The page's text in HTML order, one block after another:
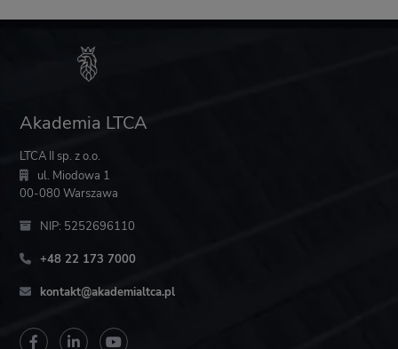
Akademia LTCA
LTCA II sp. z o.o.
ul. Miodowa 1
00-080 Warszawa
NIP: 5252696110
+48 22 173 7000
kontakt@akademialtca.pl